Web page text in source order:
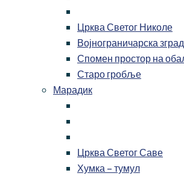
Црква Светог Николе
Војнограничарска
Спомен простор на
Старо гробље
Марадик
Црква Светог Саве
Хумка – тумул